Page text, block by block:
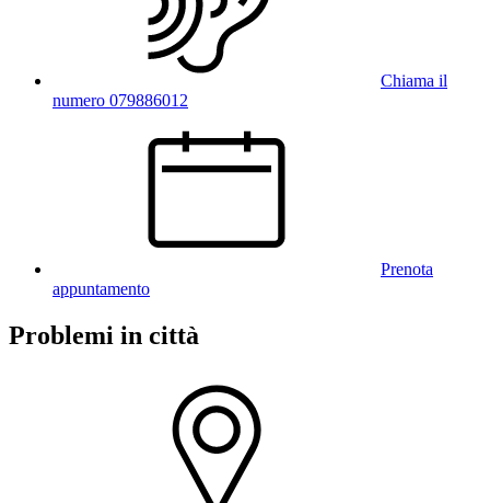
Chiama il
numero 079886012
Prenota
appuntamento
Problemi in città